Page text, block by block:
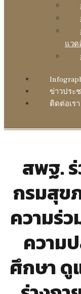
แวด
ข่าวประ
ติดต่อเรา
สพฐ.
กรมสุข
ความร่
ความ
ศึกษา ดู